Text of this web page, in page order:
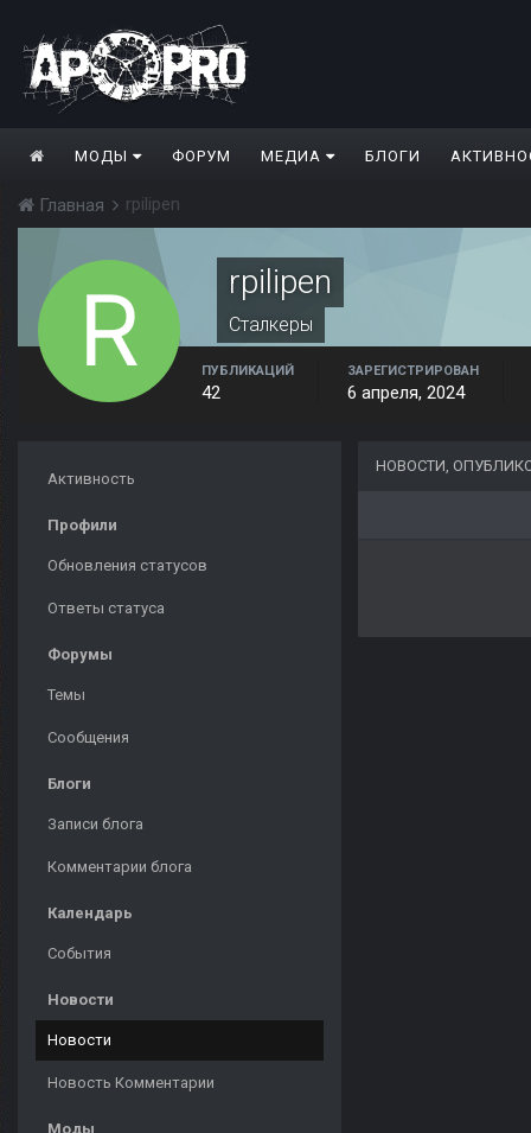
МОДЫ ФОРУМ МЕДИА БЛОГИ
Главная rpilipen
rpilipen
Сталкеры
ПУБЛИКАЦИЙ
42
ЗАРЕГИСТРИРОВАН
6 апреля, 2024
Активность
Профили
Обновления статусов
Ответы статуса
Форумы
Темы
Сообщения
Блоги
Записи блога
Комментарии блога
Календарь
События
Новости
Новости
Новость Комментарии
Моды
НОВОСТИ,